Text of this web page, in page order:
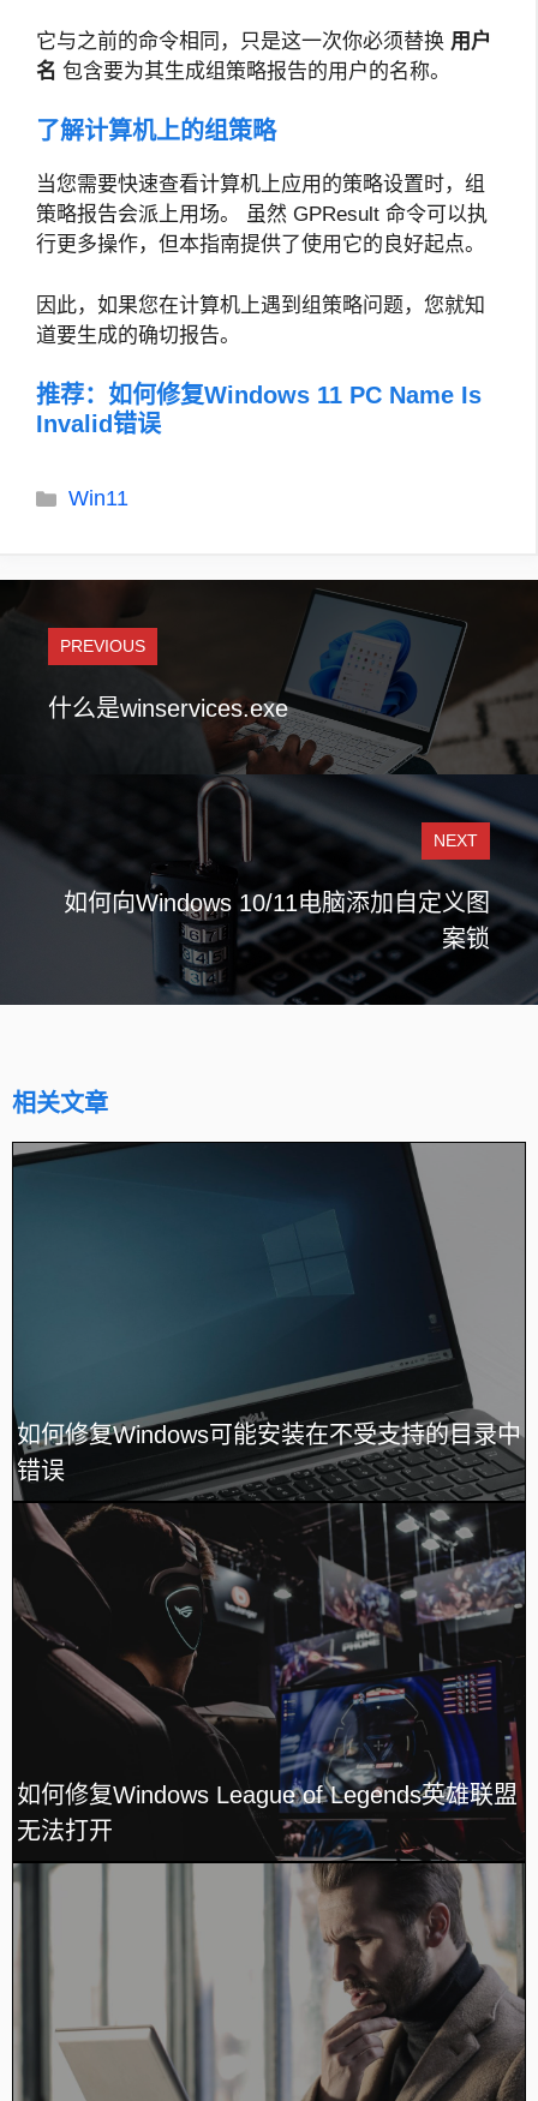
它与之前的命令相同，只是这一次你必须替换 用户
名 包含要为其生成组策略报告的用户的名称。
了解计算机上的组策略
当您需要快速查看计算机上应用的策略设置时，组
策略报告会派上用场。 虽然 GPResult 命令可以执
行更多操作，但本指南提供了使用它的良好起点。
因此，如果您在计算机上遇到组策略问题，您就知
道要生成的确切报告。
推荐： 如何修复Windows 11 PC Name Is
Invalid错误
分
Win11
PREVIOUS
什么是winservices.exe
NEXT
如何向Windows 10/11电脑添加自定义图
案锁
相关文章
如何修复Windows可能安装在不受支持的目录中
错误
如何修复Windows League of Legends英雄联盟
无法打开